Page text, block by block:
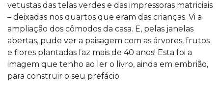
vetustas das telas verdes e das impressoras matriciais
– deixadas nos quartos que eram das crianças. Vi a
ampliação dos cômodos da casa. E, pelas janelas
abertas, pude ver a paisagem com as árvores, frutos
e flores plantadas faz mais de 40 anos! Esta foi a
imagem que tenho ao ler o livro, ainda em embrião,
para construir o seu prefácio.